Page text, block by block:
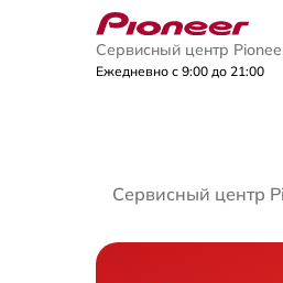
Сервисный центр
Ежедневно с 9:00 до 21:00
Сервисный центр